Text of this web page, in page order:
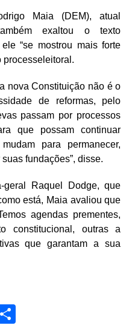
Maia (DEM), atual
exaltou o texto
“se mostrou mais forte
processeleitoral.
nova Constituição não é o
de reformas, pelo
passam por processos
que possam continuar
para permanecer,
fundações”, disse.
geral Raquel Dodge, que
está, Maia avaliou que
agendas prementes,
constitucional, outras a
que garantam a sua
LinkedIn